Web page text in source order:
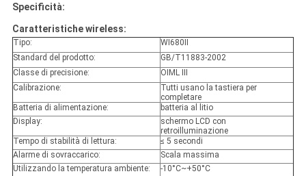
Specificità:
Caratteristiche wireless:
Tipo:
WI680II
Standard del prodotto:
GB/T11883-2002
Classe di precisione:
OIML III
Calibrazione:
Tutti usano la tastiera per
completare
Batteria di alimentazione:
batteria al litio
Display:
schermo LCD con
retroilluminazione
Tempo di stabilità di lettura:
≤ 5 secondi
Alarme di sovraccarico:
Scala massima
Utilizzando la temperatura ambiente:
-10°C~+50°C